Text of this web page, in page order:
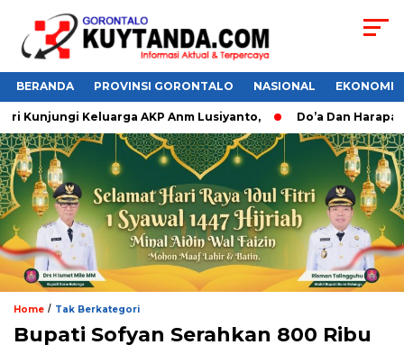
BERANDA PROVINSI GORONTALO NASIONAL EKONOMI
Keluarga AKP Anm Lusiyanto, Do’a Dan Harapan
Home / Tak Berkategori
Bupati Sofyan Serahkan 800 Ribu